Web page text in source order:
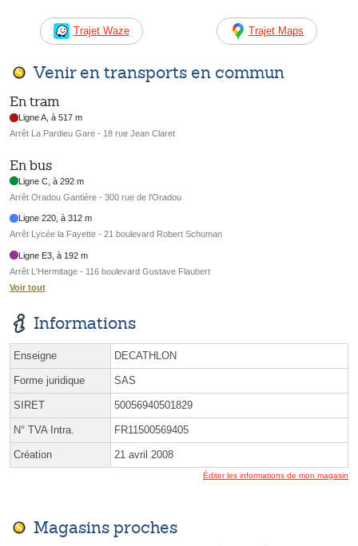
Trajet Waze Trajet Maps
Venir en transports en commun
En tram
Ligne A, à 517 m
Arrêt La Pardieu Gare - 18 rue Jean Claret
En bus
Ligne C, à 292 m
Arrêt Oradou Gantière - 300 rue de l'Oradou
Ligne 220, à 312 m
Arrêt Lycée la Fayette - 21 boulevard Robert Schuman
Ligne E3, à 192 m
Arrêt L'Hermitage - 116 boulevard Gustave Flaubert
Voir tout
Informations
Enseigne DECATHLON
Forme juridique SAS
SIRET 50056940501829
N° TVA Intra. FR11500569405
Création 21 avril 2008
Éditer les informations de mon magasin
Magasins proches